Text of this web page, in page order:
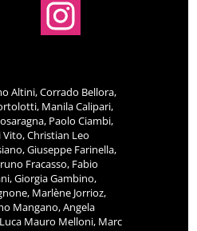
Altini, Corrado Bellora,
Manila Calipari,
Paolo Ciambi,
Christian Leo
Giuseppe Farinella,
Fracasso, Fabio
Giorgia Gambino,
Marlène Jorrioz,
Mangano, Angela
Mauro Melloni, Marc